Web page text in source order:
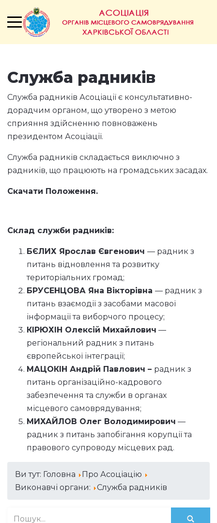
Служба радників
Служба радників Асоціації є консультативно-
дорадчим органом, що утворено з метою
сприяння здійсненню повноважень
президентом Асоціації.
Служба радників складається виключно з
радників, що працюють на громадських засадах.
Скачати Положення.
Склад служби радників:
БЄЛИХ Ярослав Євгенович — радник з
питань відновлення та розвитку
територіальних громад;
БРУСЕНЦОВА Яна Вікторівна — радник з
питань взаємодії з засобами масової
інформації та виборчого процесу;
КІРЮХІН Олексій Михайлович —
регіональний радник з питань
європейської інтеграції;
МАЦОКІН Андрій Павлович – радник з
питань організаційно-кадрового
забезпечення та служби в органах
місцевого самоврядування;
МИХАЙЛОВ Олег Володимирович —
радник з питань запобігання корупції та
правового супроводу місцевих рад.
Ви тут: Головна
Про Асоціацію
Виконавчі органи:
Служба радників